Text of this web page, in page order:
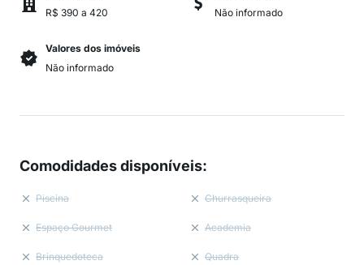
R$ 390 a 420
Não informado
Valores dos imóveis
Não informado
Comodidades disponíveis:
Piscina Churrasqueira
Espaço Gourmet Academia
Brinquedoteca Quadra